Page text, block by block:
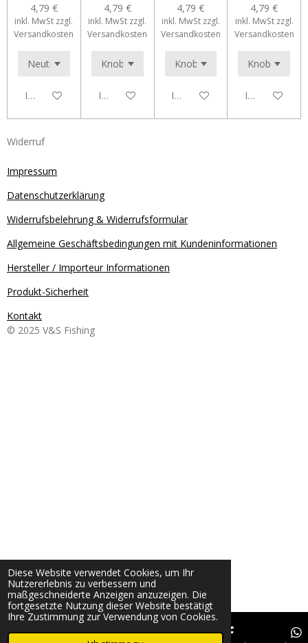
Diese Website verwendet Cookies, um Ihr
Nutzererlebnis zu verbessern und
maßgeschneiderte Anzeigen anzuzeigen. Die
fortgesetzte Nutzung dieser Website bestätigt
Ihre Zustimmung zur Verwendung von Cookies.
4,79 €
inkl. MwSt zzgl.
Versandkosten
In den Warenkorb
4,79 €
inkl. MwSt zzgl.
Versandkosten
In den Warenkorb
4,79 €
inkl. MwSt zzgl.
Versandkosten
In den Warenkorb
4,79 €
inkl. MwSt zzgl.
Versandkosten
In den
Widerruf
Impressum
Datenschutzerklärung
Widerrufsbelehrung & Widerrufsformular
Allgemeine Geschäftsbedingungen mit Kundeninformationen
Hersteller / Importeur Informationen
Produkt-Sicherheit
Kontakt
© 2025 V&S Fishing